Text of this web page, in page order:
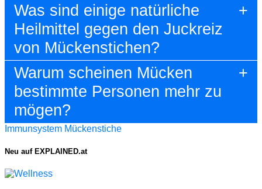
Was sind einige natürliche
Heilmittel gegen den Juckreiz
von Mückenstichen?
Warum scheinen Mücken
bestimmte Personen mehr zu
mögen?
Immunsystem Mückenstiche
Neu auf EXPLAINED.at